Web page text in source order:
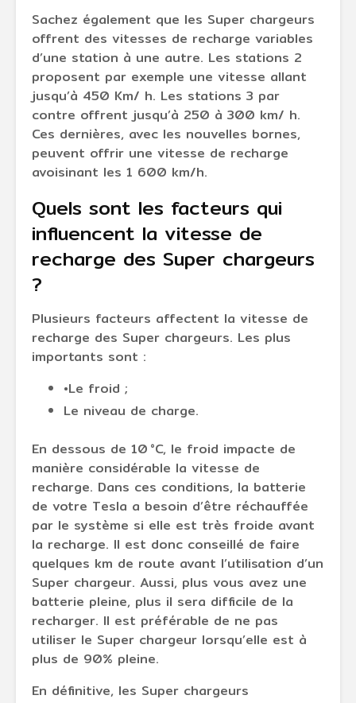
Sachez également que les Super chargeurs
offrent des vitesses de recharge variables
d’une station à une autre. Les stations 2
proposent par exemple une vitesse allant
jusqu’à 450 Km/ h. Les stations 3 par
contre offrent jusqu’à 250 à 300 km/ h.
Ces dernières, avec les nouvelles bornes,
peuvent offrir une vitesse de recharge
avoisinant les 1 600 km/h.
Quels sont les facteurs qui
influencent la vitesse de
recharge des Super chargeurs
?
Plusieurs facteurs affectent la vitesse de
recharge des Super chargeurs. Les plus
importants sont :
•Le froid ;
Le niveau de charge.
En dessous de 10 °C, le froid impacte de
manière considérable la vitesse de
recharge. Dans ces conditions, la batterie
de votre Tesla a besoin d’être réchauffée
par le système si elle est très froide avant
la recharge. Il est donc conseillé de faire
quelques km de route avant l’utilisation d’un
Super chargeur. Aussi, plus vous avez une
batterie pleine, plus il sera difficile de la
recharger. Il est préférable de ne pas
utiliser le Super chargeur lorsqu’elle est à
plus de 90% pleine.
En définitive, les Super chargeurs